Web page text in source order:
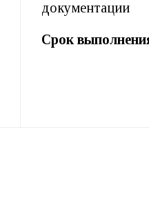
документации
Срок